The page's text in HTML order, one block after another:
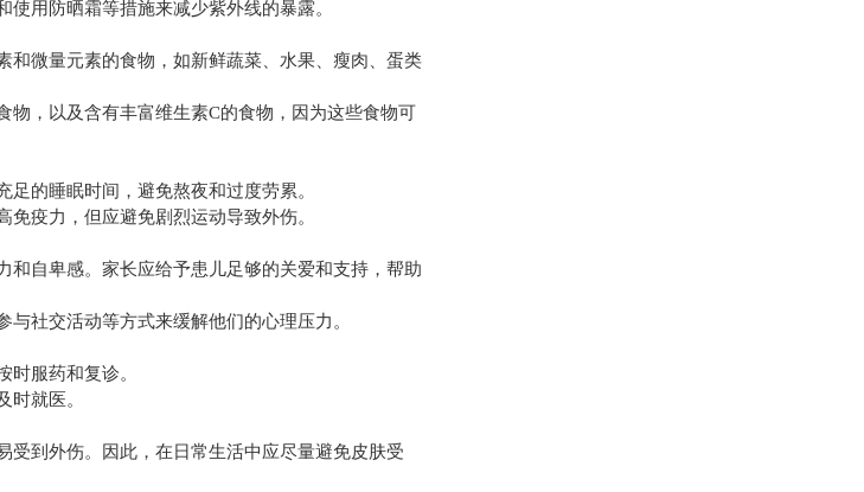
用防晒霜等措施来减少紫外线的暴露。
微量元素的食物，如新鲜蔬菜、水果、瘦肉、蛋类
，以及含有丰富维生素C的食物，因为这些食物可
的睡眠时间，避免熬夜和过度劳累。
疫力，但应避免剧烈运动导致外伤。
自卑感。家长应给予患儿足够的关爱和支持，帮助
社交活动等方式来缓解他们的心理压力。
服药和复诊。
就医。
到外伤。因此，在日常生活中应尽量避免皮肤受